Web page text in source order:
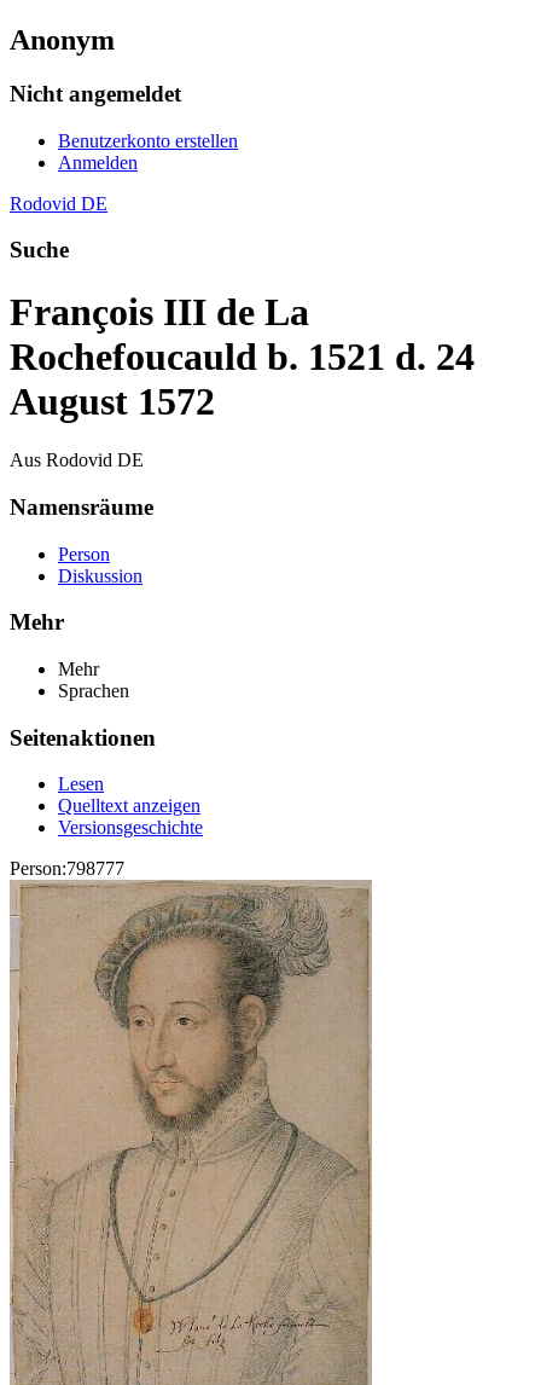
Anonym
Nicht angemeldet
Benutzerkonto erstellen
Anmelden
Rodovid DE
Suche
François III de La
Rochefoucauld b. 1521 d. 24
August 1572
Aus Rodovid DE
Namensräume
Person
Diskussion
Mehr
Mehr
Sprachen
Seitenaktionen
Lesen
Quelltext anzeigen
Versionsgeschichte
Person:798777